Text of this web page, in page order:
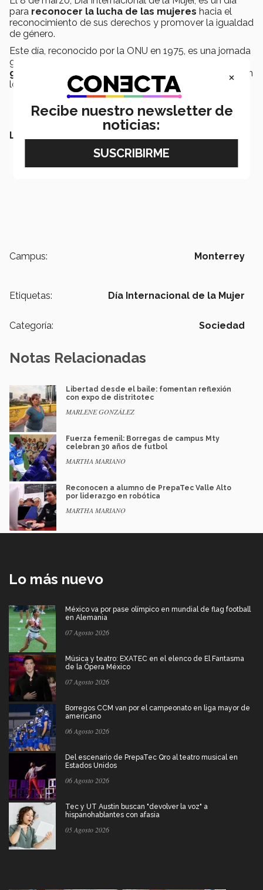
para reconocer la lucha de las mujeres hacia el
reconocimiento de sus derechos y promover la igualdad
de género.
Este día, reconocido por la ONU en 1975, es una jornada
global de exigencia de condiciones de
género
, en el que además se recuerdan y conmemoran
los avances en la materia.
LEE TAMBIÉN:
Campus: Monterrey
Etiquetas: Día Internacional de la Mujer
Categoría: Sociedad
Notas Relacionadas
Libertad desde el baile: fomentan reflexión
con expo de distritotec
MARLENE GONZÁLEZ
Fuerza femenil: Borregas de campus Mty
celebran 30 años de futbol
MARTHA MARIANO
Reconocen a alumno de PrepaTec Valle Alto
por liderazgo en robótica
MARTHA MARIANO
Lo más nuevo
México va por pase olímpico en mundial de flag football
en Alemania
07 Agosto 2026
Música y teatro: EXATEC en el elenco de El Fantasma
de la Ópera México
07 Agosto 2026
Borregos CCM van por el campeonato en liga mayor de
americano
06 Agosto 2026
Del escenario de PrepaTec Qro al teatro musical en
Estados Unidos
06 Agosto 2026
Tec y UT Austin buscan "devolver la voz" a
hispanohablantes con afasia
05 Agosto 2026
×
Recibe nuestro newsletter de
noticias: